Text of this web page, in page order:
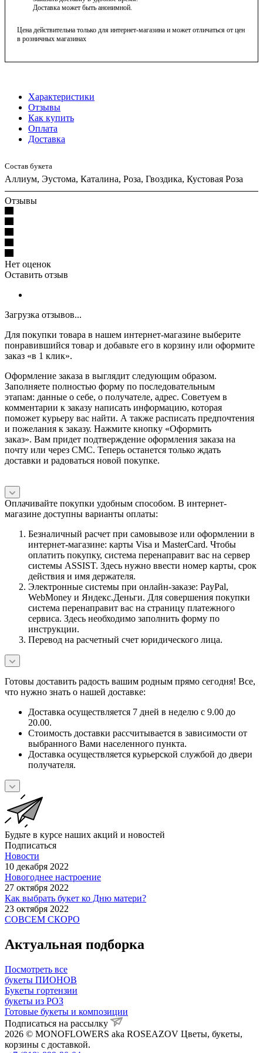
станет центром внимания и источником вдохновения в
вашем доме!
Состав может варьироваться в зависимости от наличия
и сезона,
Доставка может быть анонимной.
Цена действительна только для интернет-магазина и может отличаться от цен
в розничных магазинах
Характеристики
Отзывы
Как купить
Оплата
Доставка
Состав букета
Аллиум, Эустома, Каталина, Роза, Гвоздика, Кустовая Роза
Отзывы
Нет оценок
Оставить отзыв
Загрузка отзывов...
Для покупки товара в нашем интернет-магазине выберите
понравившийся товар и добавьте его в корзину или оформите
заказ «в 1 клик».
Оформление заказа в выглядит следующим образом.
Заполняете полностью форму по последовательным
этапам: данные о себе, о получателе, адрес. Советуем в
комментарии к заказу написать информацию, которая
поможет курьеру вас найти. А также расписать предпочтения
и пожелания к заказу. Нажмите кнопку «Оформить
заказ». Вам придет подтверждение оформления заказа на
почту или через СМС. Теперь останется только ждать
доставки и радоваться новой покупке.
Оплачивайте покупки удобным способом. В интернет-
магазине доступны варианты оплаты:
Безналичный расчет при самовывозе или оформлении в
интернет-магазине: карты Visa и MasterCard. Чтобы
оплатить покупку, система перенаправит вас на сервер
системы ASSIST. Здесь нужно ввести номер карты, срок
действия и имя держателя.
Электронные системы при онлайн-заказе: PayPal,
WebMoney и Яндекс.Деньги. Для совершения покупки
система перенаправит вас на страницу платежного
сервиса. Здесь необходимо заполнить форму по
инструкции.
Перевод на расчетный счет юридического лица.
Готовы доставить радость вашим родным прямо сегодня! Все,
что нужно знать о нашей доставке:
Доставка осуществляется 7 дней в неделю с 9.00 до
20.00.
Стоимость доставки рассчитывается в зависимости от
выбранного Вами населенного пункта.
Доставка осуществляется курьерской службой до двери
получателя.
Будьте в курсе наших акций и новостей
Подписаться
Новости
10 декабря 2022
Новогоднее настроение
27 октября 2022
Как выбрать букет ко Дню матери?
23 октября 2022
СОВСЕМ СКОРО
Актуальная подборка
Посмотреть все
букеты ПИОНОВ
Букеты гортензии
букеты из РОЗ
Готовые букеты и композиции
Подписаться на рассылку
2026 © MONOFLOWERS aka ROSEAZOV Цветы, букеты,
корзины с доставкой.